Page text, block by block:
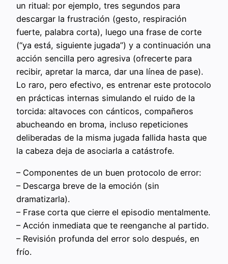
un ritual: por ejemplo, tres segundos para
descargar la frustración (gesto, respiración
fuerte, palabra corta), luego una frase de corte
(“ya está, siguiente jugada”) y a continuación una
acción sencilla pero agresiva (ofrecerte para
recibir, apretar la marca, dar una línea de pase).
Lo raro, pero efectivo, es entrenar este protocolo
en prácticas internas simulando el ruido de la
torcida: altavoces con cánticos, compañeros
abucheando en broma, incluso repeticiones
deliberadas de la misma jugada fallida hasta que
la cabeza deja de asociarla a catástrofe.
– Componentes de un buen protocolo de error:
– Descarga breve de la emoción (sin
dramatizarla).
– Frase corta que cierre el episodio mentalmente.
– Acción inmediata que te reenganche al partido.
– Revisión profunda del error solo después, en
frío.